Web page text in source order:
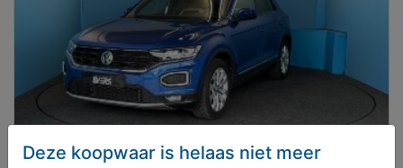
Deze koopwaar is helaas niet meer